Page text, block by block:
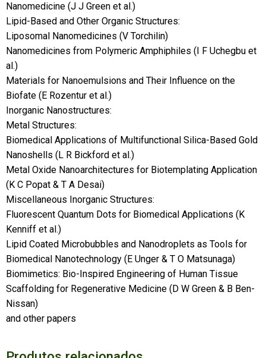
Nanomedicine (J J Green et al.)
Lipid-Based and Other Organic Structures:
Liposomal Nanomedicines (V Torchilin)
Nanomedicines from Polymeric Amphiphiles (I F Uchegbu et
al.)
Materials for Nanoemulsions and Their Influence on the
Biofate (E Rozentur et al.)
Inorganic Nanostructures:
Metal Structures:
Biomedical Applications of Multifunctional Silica-Based Gold
Nanoshells (L R Bickford et al.)
Metal Oxide Nanoarchitectures for Biotemplating Application
(K C Popat & T A Desai)
Miscellaneous Inorganic Structures:
Fluorescent Quantum Dots for Biomedical Applications (K
Kenniff et al.)
Lipid Coated Microbubbles and Nanodroplets as Tools for
Biomedical Nanotechnology (E Unger & T O Matsunaga)
Biomimetics: Bio-Inspired Engineering of Human Tissue
Scaffolding for Regenerative Medicine (D W Green & B Ben-
Nissan)
and other papers